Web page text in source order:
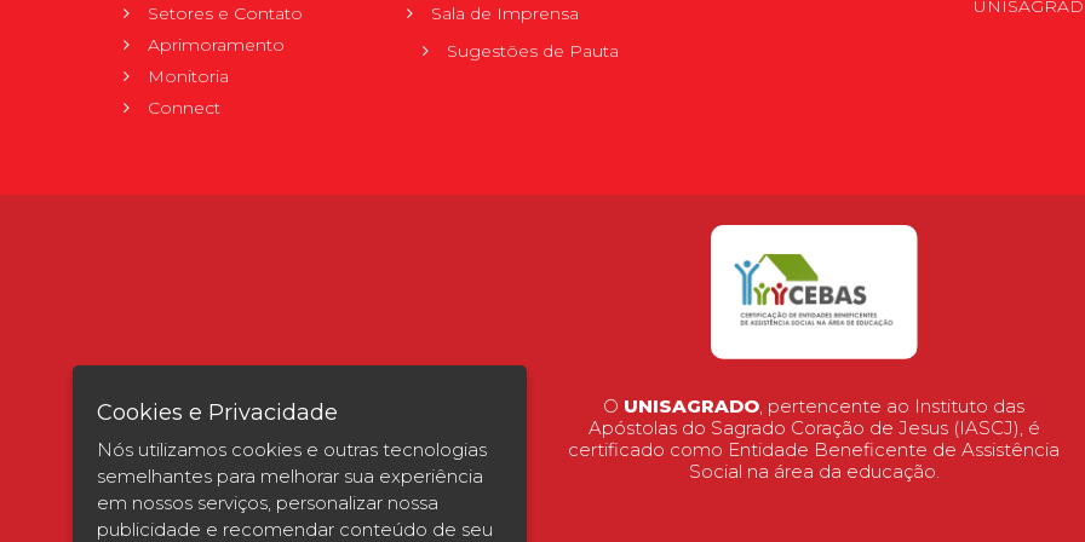
Setores e Contato
Aprimoramento
Monitoria
Connect
Sala de Imprensa
Sugestões de Pauta
O UNISAGRADO, pertencente ao Instituto das
Apóstolas do Sagrado Coração de Jesus (IASCJ), é
certificado como Entidade Beneficente de Assistência
Social na área da educação.
Cookies e Privacidade
Nós utilizamos cookies e outras tecnologias
semelhantes para melhorar sua experiência
em nossos serviços, personalizar nossa
publicidade e recomendar conteúdo de seu